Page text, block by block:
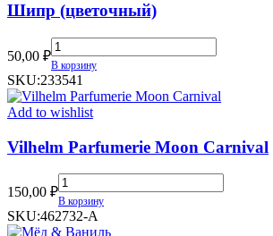
Шипр (цветочный)
50,00 ₽
Шипр
(цветочный)
quantity
В корзину
SKU:233541
Add to wishlist
Vilhelm Parfumerie Moon Carnival
150,00 ₽
Vilhelm
Parfumerie
Moon
Carnival
В корзину
SKU:462732-A